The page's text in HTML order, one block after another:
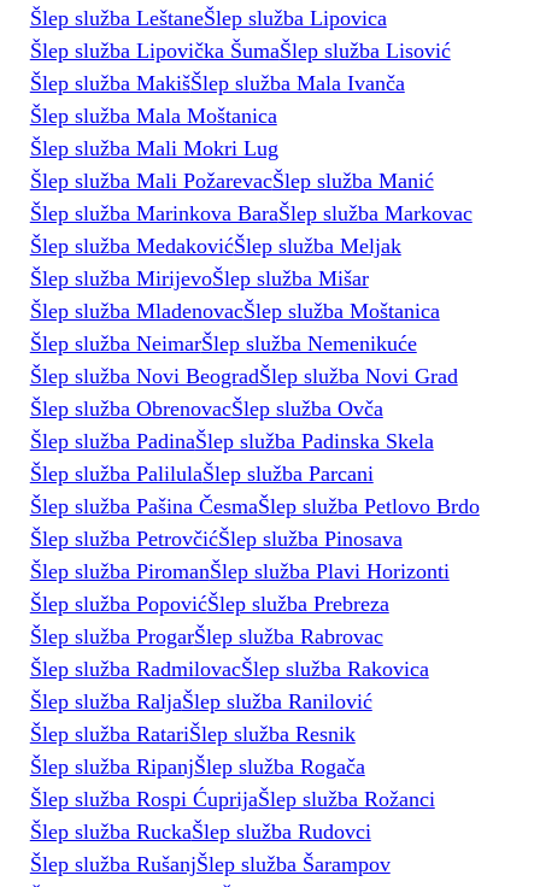
Šlep služba LeštaneŠlep služba Lipovica
Šlep služba Lipovička ŠumaŠlep služba Lisović
Šlep služba MakišŠlep služba Mala Ivanča
Šlep služba Mala Moštanica
Šlep služba Mali Mokri Lug
Šlep služba Mali PožarevacŠlep služba Manić
Šlep služba Marinkova BaraŠlep služba Markovac
Šlep služba MedakovićŠlep služba Meljak
Šlep služba MirijevoŠlep služba Mišar
Šlep služba MladenovacŠlep služba Moštanica
Šlep služba NeimarŠlep služba Nemenikuće
Šlep služba Novi BeogradŠlep služba Novi Grad
Šlep služba ObrenovacŠlep služba Ovča
Šlep služba PadinaŠlep služba Padinska Skela
Šlep služba PalilulaŠlep služba Parcani
Šlep služba Pašina ČesmaŠlep služba Petlovo Brdo
Šlep služba PetrovčićŠlep služba Pinosava
Šlep služba PiromanŠlep služba Plavi Horizonti
Šlep služba PopovićŠlep služba Prebreza
Šlep služba ProgarŠlep služba Rabrovac
Šlep služba RadmilovacŠlep služba Rakovica
Šlep služba RaljaŠlep služba Ranilović
Šlep služba RatariŠlep služba Resnik
Šlep služba RipanjŠlep služba Rogača
Šlep služba Rospi ĆuprijaŠlep služba Rožanci
Šlep služba RuckaŠlep služba Rudovci
Šlep služba RušanjŠlep služba Šarampov